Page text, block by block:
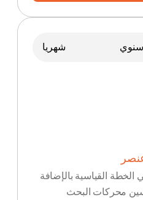
شهريا سنوي
الخطة القياسية بالإضافة
محركات البحث